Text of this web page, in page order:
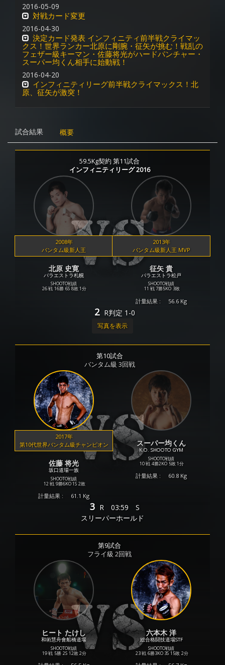
2016-05-09
対戦カード変更
2016-04-30
決定カード発表 インフィニティ前半戦クライマッ
クス！世界ランカー北原に剛腕・征矢が挑む！戦乱の
フェザー級キーマン・佐藤将光がハードパンチャー・
スーパー均くん相手に始動戦！
2016-04-20
インフィニティリーグ前半戦クライマックス！北
原、征矢が激突！
試合結果 概要
59.5Kg契約 第11試合
インフィニティリーグ 2016
2008年
バンタム級新人王
北原 史寛
パラエストラ札幌
SHOOTO戦績
26 戦 16勝 6S 8敗 1分
2013年
バンタム級新人王 MVP
征矢 貴
パラエストラ松戸
SHOOTO戦績
11 戦 7勝5KO 3敗
計量結果 : 56.6 Kg
2 R判定 1-0
写真を表示
第10試合
バンタム級 3回戦
2017年
第10代世界バンタム級チャンピオン
佐藤 将光
坂口道場一族
SHOOTO戦績
12 戦 9勝6KO 1S 2敗
計量結果 : 61.1 Kg
スーパー均くん
K.O. SHOOTO GYM
SHOOTO戦績
10 戦 4勝2KO 5敗 1分
計量結果 : 60.8 Kg
3 R 03:59
S
スリーパーホールド
第9試合
フライ級 2回戦
ヒート たけし
和術慧舟會船橋道場
SHOOTO戦績
19 戦 5勝 2S 12敗 2分
六本木 洋
総合格闘技道場STF
SHOOTO戦績
23 戦 6勝3KO 3S 15敗 2分